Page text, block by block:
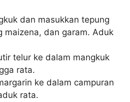
dan masukkan tepung
maizena, dan garam. Aduk
telur ke dalam mangkuk
rata.
ke dalam campuran
rata.